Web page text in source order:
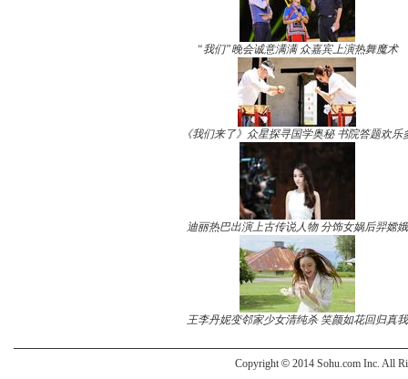
“我们”晚会诚意满满 众嘉宾上演热舞魔术
《我们来了》众星探寻国学奥秘 书院答题欢乐
迪丽热巴出演上古传说人物 分饰女娲后羿嫦娥
王李丹妮变邻家少女清纯杀 笑颜如花回归真我
Copyright © 2014 Sohu.com Inc. All